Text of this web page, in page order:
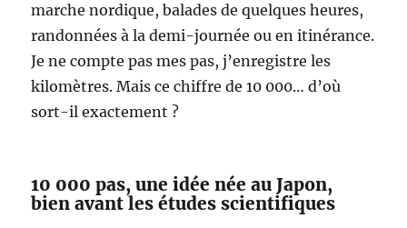
marche nordique, balades de quelques heures,
randonnées à la demi-journée ou en itinérance.
Je ne compte pas mes pas, j’enregistre les
kilomètres. Mais ce chiffre de 10 000… d’où
sort-il exactement ?
10 000 pas, une idée née au Japon,
bien avant les études scientifiques